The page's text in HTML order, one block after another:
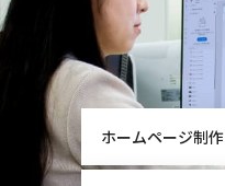
ホームページ制作